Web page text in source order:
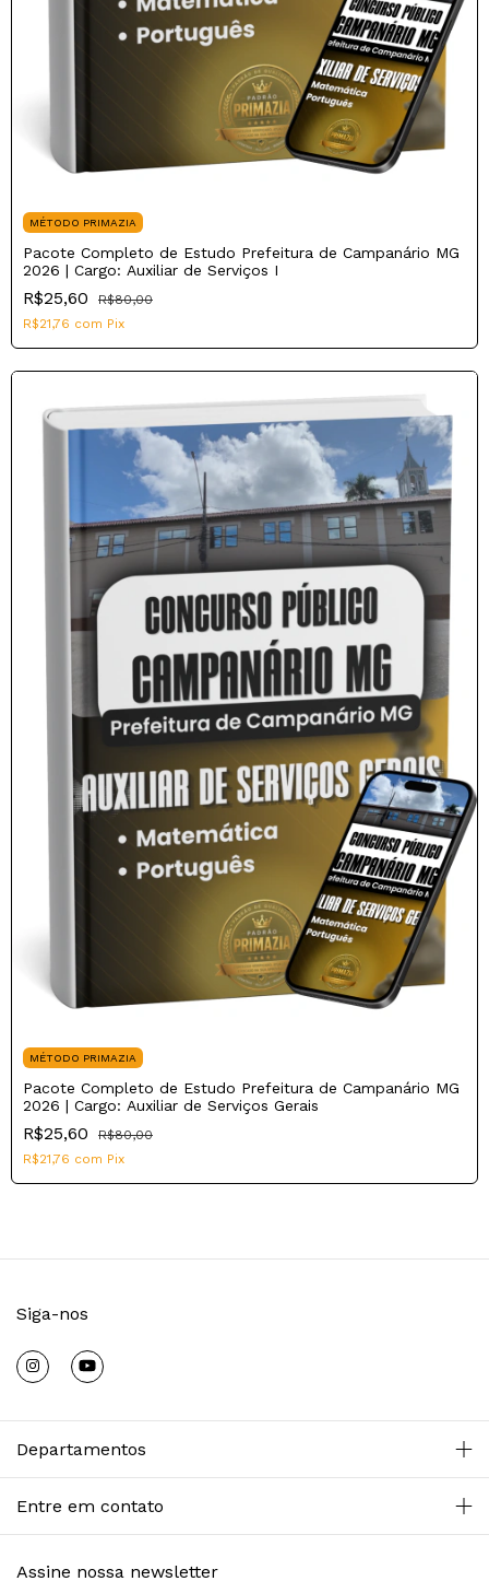
MÉTODO PRIMAZIA
Pacote Completo de Estudo Prefeitura de Campanário MG
2026 | Cargo: Auxiliar de Serviços I
R$25,60
R$80,00
R$21,76 com Pix
MÉTODO PRIMAZIA
Pacote Completo de Estudo Prefeitura de Campanário MG
2026 | Cargo: Auxiliar de Serviços Gerais
R$25,60
R$80,00
R$21,76 com Pix
Siga-nos
Departamentos
Entre em contato
Assine nossa newsletter